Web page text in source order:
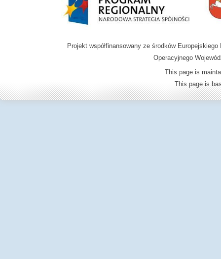
Projekt współfinansowany ze środków
Operacyjnego
This page is
This page is